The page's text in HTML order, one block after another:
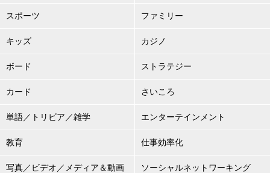
スポーツ ファミリー
キッズ カジノ
ボード ストラテジー
カード さいころ
単語／トリビア／雑学 エンターテインメント
教育 仕事効率化
写真／ビデオ／メディア＆動画 ソーシャルネットワーキング